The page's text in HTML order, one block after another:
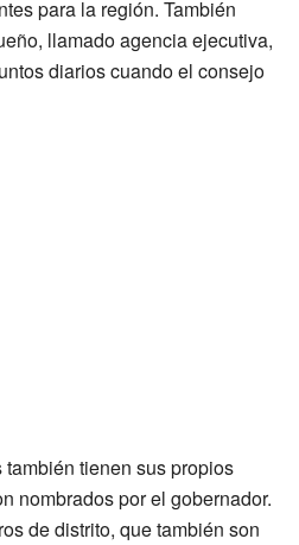
para la región. También
llamado agencia ejecutiva,
diarios cuando el consejo
tienen sus propios
nombrados por el gobernador.
de distrito, que también son